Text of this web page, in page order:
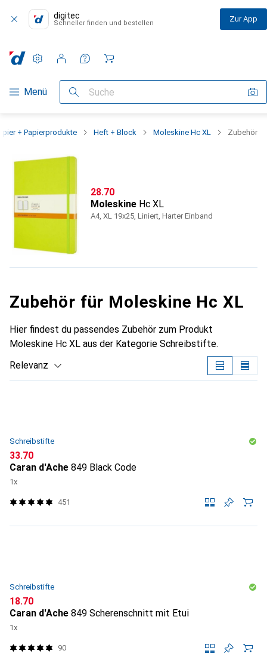
digitec
Schneller finden und bestellen Zur App
Navigation nach Kategorien
Menü Suche
Einstellungen
Kundenkonto
Vergleichslisten
Merklisten
Warenkorb
+ Papierprodukte Heft + Block Moleskine Hc XL Zubehör
CHF
28.70
Moleskine Hc XL
A4, XL 19x25, Liniert, Harter Einband
Zubehör für Moleskine Hc XL
Hier findest du passendes Zubehör zum Produkt
Moleskine Hc XL aus der Kategorie Schreibstifte.
Relevanz
Schreibstifte
CHF
33.70
Caran d'Ache 849 Black Code
1x
451
Schreibstifte
CHF
18.70
Caran d'Ache 849 Scherenschnitt mit Etui
1x
90